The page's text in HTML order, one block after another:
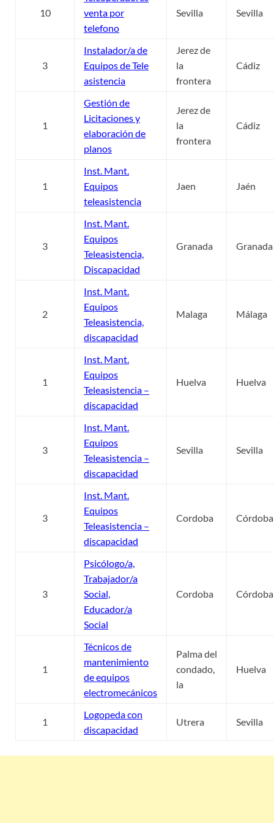
10
venta por
telefono
Sevilla Sevilla
3
Instalador/a de
Equipos de Tele
asistencia
Jerez de
la
frontera
Cádiz
1
Gestión de
Licitaciones y
elaboración de
planos
Jerez de
la
frontera
Cádiz
1
Inst. Mant.
Equipos
teleasistencia
Jaen Jaén
3
Inst. Mant.
Equipos
Teleasistencia,
Discapacidad
Granada Granada
2
Inst. Mant.
Equipos
Teleasistencia,
discapacidad
Malaga Málaga
1
Inst. Mant.
Equipos
Teleasistencia –
discapacidad
Huelva Huelva
3
Inst. Mant.
Equipos
Teleasistencia –
discapacidad
Sevilla Sevilla
3
Inst. Mant.
Equipos
Teleasistencia –
discapacidad
Cordoba Córdoba
3
Psicólogo/a,
Trabajador/a
Social,
Educador/a
Social
Cordoba Córdoba
1
Técnicos de
mantenimiento
de equipos
electromecánicos
Palma del
condado,
la
Huelva
1
Logopeda con
discapacidad
Utrera Sevilla